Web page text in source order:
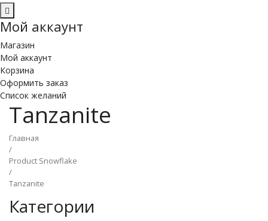
Мой аккаунт
Магазин
Мой аккаунт
Корзина
Оформить заказ
Список желаний
Tanzanite
Главная
/
Product Snowflake
/
Tanzanite
Категории